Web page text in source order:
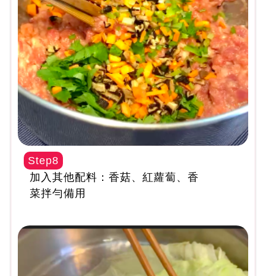
Step8
加入其他配料：香菇、紅蘿蔔、香
菜拌勻備用